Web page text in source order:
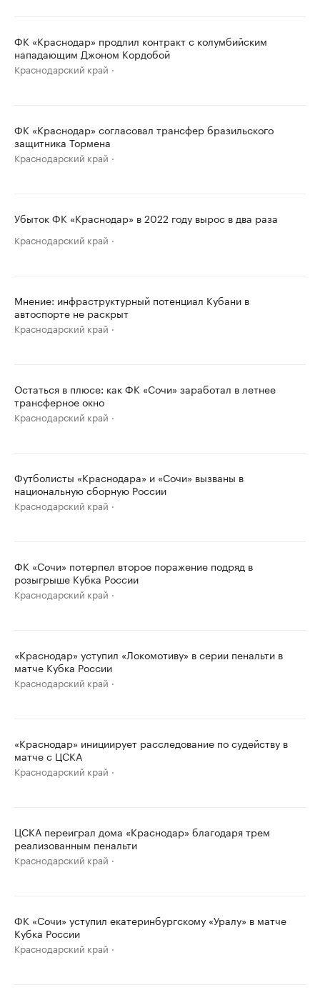
ФК «Краснодар» продлил контракт с колумбийским
нападающим Джоном Кордобой
Краснодарский край
ФК «Краснодар» согласовал трансфер бразильского
защитника Тормена
Краснодарский край
Убыток ФК «Краснодар» в 2022 году вырос в два раза
Краснодарский край
Мнение: инфраструктурный потенциал Кубани в
автоспорте не раскрыт
Краснодарский край
Остаться в плюсе: как ФК «Сочи» заработал в летнее
трансферное окно
Краснодарский край
Футболисты «Краснодара» и «Сочи» вызваны в
национальную сборную России
Краснодарский край
ФК «Сочи» потерпел второе поражение подряд в
розыгрыше Кубка России
Краснодарский край
«Краснодар» уступил «Локомотиву» в серии пенальти в
матче Кубка России
Краснодарский край
«Краснодар» инициирует расследование по судейству в
матче с ЦСКА
Краснодарский край
ЦСКА переиграл дома «Краснодар» благодаря трем
реализованным пенальти
Краснодарский край
ФК «Сочи» уступил екатеринбургскому «Уралу» в матче
Кубка России
Краснодарский край